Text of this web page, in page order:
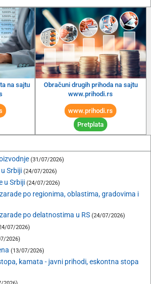
na sajtu
Obračuni drugih prihoda na sajtu
www.prihodi.rs
www.prihodi.rs
Pretplata
(31/07/2026)
Srbiji (24/07/2026)
u Srbiji (24/07/2026)
po regionima, oblastima, gradovima i
po delatnostima u RS (24/07/2026)
07/2026)
2026)
(13/07/2026)
kamata - javni prihodi, eskontna stopa